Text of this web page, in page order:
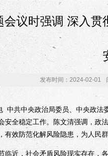
会议时强调 深入
发布时间：2024-02-01
共中央政治局委员、中央政法
安全稳定工作。陈文清强调，政
有效防范化解风险隐患，为人民
社会矛盾风险现实存在，各类